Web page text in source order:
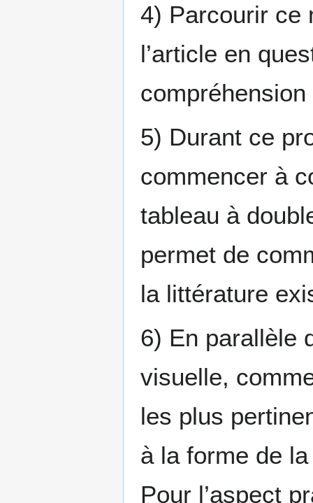
4) Parcourir ce
l’article en
5) Durant ce
commencer à
tableau à
permet de
la littérature
6) En parallèle
visuelle,
les plus
à la forme de
Pour l’aspect